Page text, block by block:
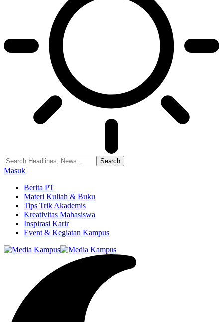
Masuk
Berita PT
Materi Kuliah & Buku
Tips Trik Akademis
Kreativitas Mahasiswa
Inspirasi Karir
Event & Kegiatan Kampus